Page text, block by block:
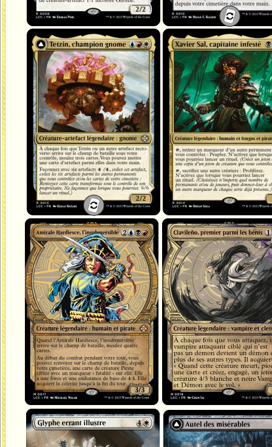
Tetzin, champion gnome
Le colosse aux rouages d'or
Xavier Sal, capitaine infesté
Amirale Hardiesce, l'insubmersible Clavileño, premier parmi les bénis
Glyphe errant illustre
Autel des misérables
Masse d'ossements misérable